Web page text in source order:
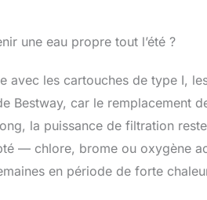
une eau propre tout l’été ?
les cartouches de type I,
Bestway, car le remplacement
la puissance de filtration
— chlore, brome ou oxygène
en période de forte